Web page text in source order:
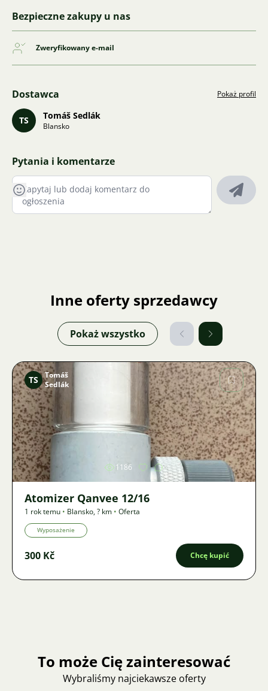
Bezpieczne zakupy u nas
Zweryfikowany e-mail
Dostawca Pokaż profil
TS Tomáš Sedlák
Blansko
Pytania i komentarze
Inne oferty sprzedawcy
Pokaż wszystko
Zdjęcie
TS
Tomáš
Sedlák
1186
Atomizer Qanvee 12/16
1 rok temu • Blansko,? km • Oferta
Wyposażenie
300 Kč Chcę kupić
To może Cię zainteresować
Wybraliśmy najciekawsze oferty